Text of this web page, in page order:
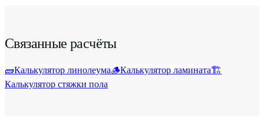
Связанные расчёты
🧱Калькулятор линолеума🪵Калькулятор ламината🏗️
Калькулятор стяжки пола